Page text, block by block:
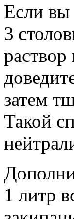
Если вы
3
раствор
затем
Такой
1 литр